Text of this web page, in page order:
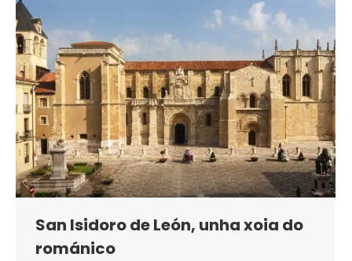
San Isidoro de León, unha xoia do
románico